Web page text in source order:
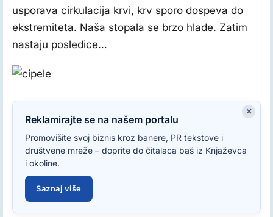
usporava cirkulacija krvi, krv sporo dospeva do
ekstremiteta. Naša stopala se brzo hlade. Zatim
nastaju posledice…
×
Reklamirajte se na našem portalu
Promovišite svoj biznis kroz banere, PR tekstove i
društvene mreže – doprite do čitalaca baš iz Knjaževca
i okoline.
Saznaj više